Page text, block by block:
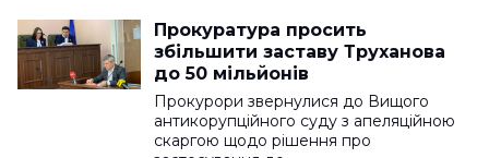
Прокуратура просить
збільшити заставу Труханова
до 50 мільйонів
Прокурори звернулися до Вищого
антикорупційного суду з апеляційною
скаргою щодо рішення про